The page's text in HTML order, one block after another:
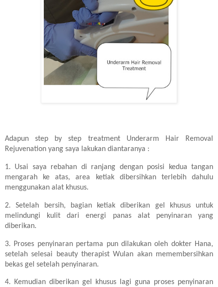
Adapun step by step treatment Underarm Hair Removal
Rejuvenation yang saya lakukan diantaranya :
1. Usai saya rebahan di ranjang dengan posisi kedua tangan
mengarah ke atas, area ketiak dibersihkan terlebih dahulu
menggunakan alat khusus.
2.Setelah bersih, bagian ketiak diberikan gel khusus untuk
melindungi kulit dari energi panas alat penyinaran yang
diberikan.
3. Proses penyinaran pertama pun dilakukan oleh dokter Hana,
setelah selesai beauty therapist Wulan akan memembersihkan
bekas gel setelah penyinaran.
4. Kemudian diberikan gel khusus lagi guna proses penyinaran